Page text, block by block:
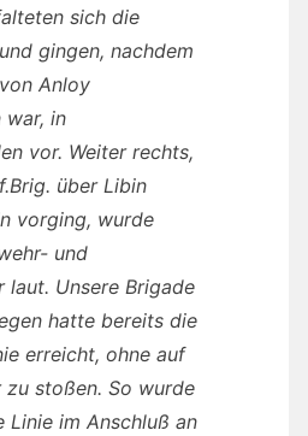
sich die
gingen, nachdem
Anloy
war, in
vor. Weiter rechts,
über Libin
vorging, wurde
und
laut. Unsere Brigade
hatte bereits die
erreicht, ohne auf
zu stoßen. So wurde
Linie im Anschluß an